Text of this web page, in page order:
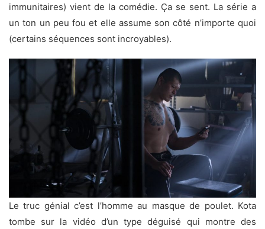
immunitaires) vient de la comédie. Ça se sent. La série a
un ton un peu fou et elle assume son côté n’importe quoi
(certains séquences sont incroyables).
Le truc génial c’est l’homme au masque de poulet. Kota
tombe sur la vidéo d’un type déguisé qui montre des